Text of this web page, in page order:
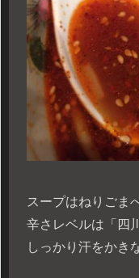
スープはねりごま
辛さレベルは「四
しっかり汗をかき